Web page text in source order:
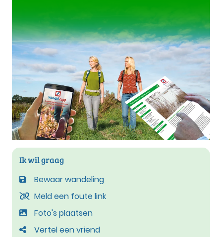
Ik wil graag
Bewaar wandeling
Meld een foute link
Foto's plaatsen
Vertel een vriend